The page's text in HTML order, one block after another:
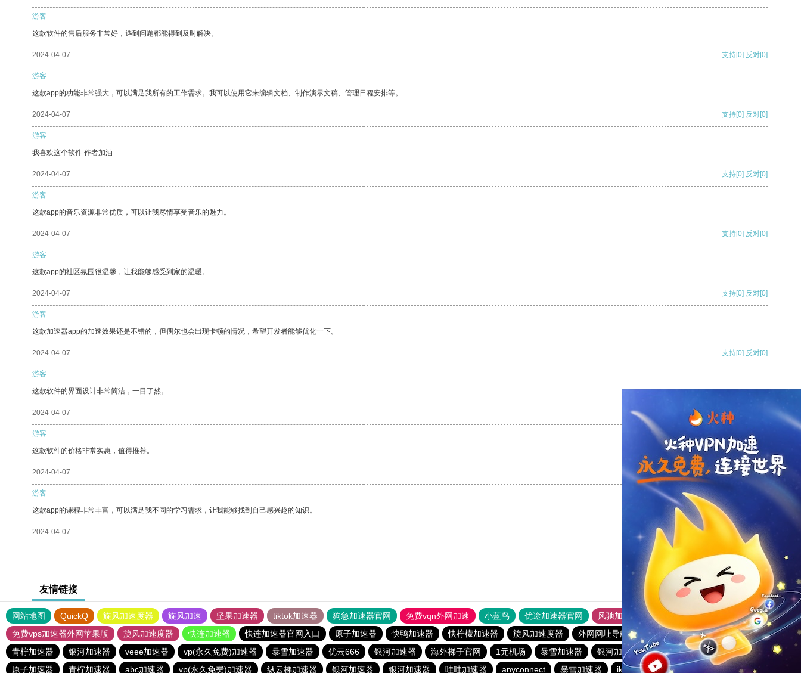
游客
这款软件的售后服务非常好，遇到问题都能得到及时解决。
2024-04-07 支持[0] 反对[0]
游客
这款app的功能非常强大，可以满足我所有的工作需求。我可以使用它来编辑文档、制作演示文稿、管理日程安排等。
2024-04-07 支持[0] 反对[0]
游客
我喜欢这个软件 作者加油
2024-04-07 支持[0] 反对[0]
游客
这款app的音乐资源非常优质，可以让我尽情享受音乐的魅力。
2024-04-07 支持[0] 反对[0]
游客
这款app的社区氛围很温馨，让我能够感受到家的温暖。
2024-04-07 支持[0] 反对[0]
游客
这款加速器app的加速效果还是不错的，但偶尔也会出现卡顿的情况，希望开发者能够优化一下。
2024-04-07 支持[0] 反对[0]
游客
这款软件的界面设计非常简洁，一目了然。
2024-04-07 支持
游客
这款软件的价格非常实惠，值得推荐。
2024-04-07 支持[0] 反对[0]
游客
这款app的课程非常丰富，可以满足我不同的学习需求，让我能够找到自己感兴趣的知识。
2024-04-07 支持[0] 反对[0]
友情链接
网站地图 QuickQ 旋风加速度器 旋风加速 坚果加速器 tiktok加速器 狗急加速器官网 免费vqn外网加速 小蓝鸟 优途加速器官网 风驰加速器
旋风加速器
免费vps加速器外网苹果版
旋风加速度器 快连加速器 快连加速器官网入口 原子加速器 快鸭加速器 快柠檬加速器 旋风加速度器 外网网址导航 软件中心
银河加速器
青柠加速器
银河加速器 veee加速器 vp(永久免费)加速器 暴雪加速器 优云666 银河加速器 海外梯子官网 1元机场 暴雪加速器 银河加速器 暴雪加速器
海鸥加速器
原子加速器
青柠加速器 abc加速器 vp(永久免费)加速器 纵云梯加速器 银河加速器 银河加速器 哇哇加速器 anyconnect 暴雪加速器 ikuuu.me加速器官网 银河加速器